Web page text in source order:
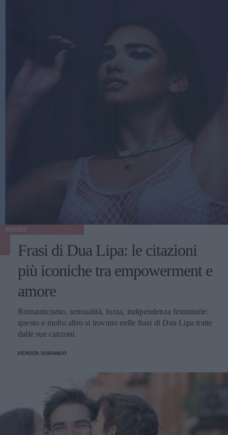
AMORE
Frasi di Dua Lipa: le citazioni
più iconiche tra empowerment e
amore
Romanticismo, sensualità, forza, indipendenza femminile:
questo e molto altro si trovano nelle frasi di Dua Lipa tratte
dalle sue canzoni.
PERDITA DURANGO